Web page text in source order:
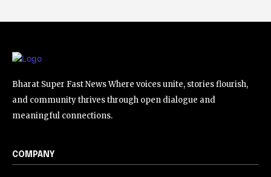
Bharat Super Fast News Where voices unite, stories flourish,
and community thrives through open dialogue and
meaningful connections.
COMPANY